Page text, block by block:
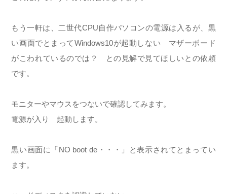
もう一軒は、二世代CPU自作パソコンの電源は入るが、黒
い画面でとまってWindows10が起動しない マザーボード
がこわれているのでは？ との見解で見てほしいとの依頼
です。
モニターやマウスをつないで確認してみます。
電源が入り 起動します。
黒い画面に「NO boot de・・・」と表示されてとまってい
ます。